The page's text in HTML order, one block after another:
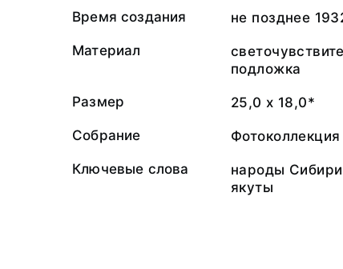
Время создания не позднее
Материал
подложка
Размер 25,0 х 18,0*
Собрание Фотоколлекция
Ключевые слова
народы
якуты